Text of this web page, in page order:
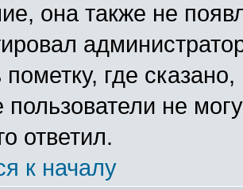
она также не
пометку, где
не
ответил.
к началу